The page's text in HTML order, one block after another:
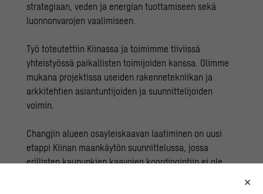
strategiaan, veden ja energian tuottamiseen sekä
luonnonvarojen vaalimiseen.
Työ toteutettiin Kiinassa ja toimimme tiiviissä
yhteistyössä paikallisten toimijoiden kanssa. Olimme
mukana projektissa useiden rakennetekniikan ja
arkkitehtien asiantuntijoiden ja suunnittelijoiden
voimin.
Changjin alueen osayleiskaavan laatiminen on uusi
etappi Kiinan maankäytön suunnittelussa, jossa
erillisten kaupunkien kaavojen koordinointiin ei ole